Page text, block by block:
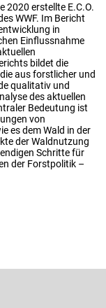
2020 erstellte E.C.O.
WWF. Im Bericht
in
Einflussnahme
bildet die
aus forstlicher und
qualitativ und
des aktuellen
Bedeutung ist
von
es dem Wald in der
der Waldnutzung
Schritte für
der Forstpolitik –